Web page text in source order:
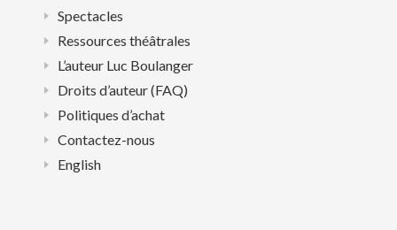
Spectacles
Ressources théâtrales
L’auteur Luc Boulanger
Droits d’auteur (FAQ)
Politiques d’achat
Contactez-nous
English